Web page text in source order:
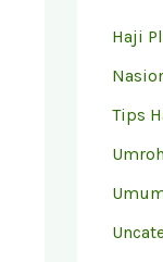
Haji
Tips
Umroh